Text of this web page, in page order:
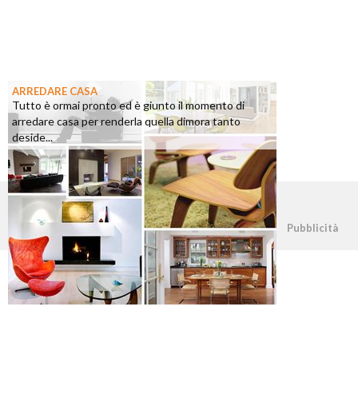
ARREDARE CASA
Tutto è ormai pronto ed è giunto il momento di
arredare casa per renderla quella dimora tanto
deside...
©2026 - casapratica.org - p.iva 03338800984 Pubblicità